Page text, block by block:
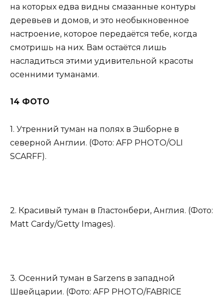
на которых едва видны смазанные контуры
деревьев и домов, и это необыкновенное
настроение, которое передаётся тебе, когда
смотришь на них. Вам остаётся лишь
насладиться этими удивительной красоты
осенними туманами.
14 ФОТО
1. Утренний туман на полях в Эшборне в
северной Англии. (Фото: AFP PHOTO/OLI
SCARFF).
2. Красивый туман в Гластонбери, Англия. (Фото:
Matt Cardy/Getty Images).
3. Осенний туман в Sarzens в западной
Швейцарии. (Фото: AFP PHOTO/FABRICE